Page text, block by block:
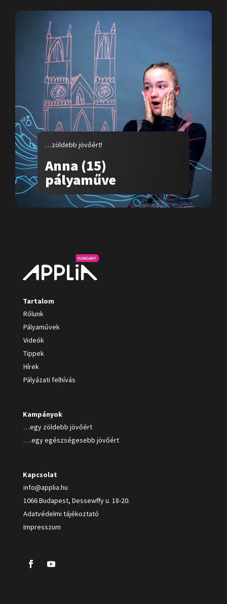
…zöldebb jövőért!
Anna (15)
pályaműve
Tartalom
Rólunk
Pályaművek
Videók
Tippek
Hírek
Pályázati felhívás
Kampányok
…egy zöldebb jövőért
….egy egészségesebb jövőért
Kapcsolat
info@applia.hu
1066 Budapest, Dessewffy u. 18-20.
Adatvédelmi tájékoztató
Impresszum